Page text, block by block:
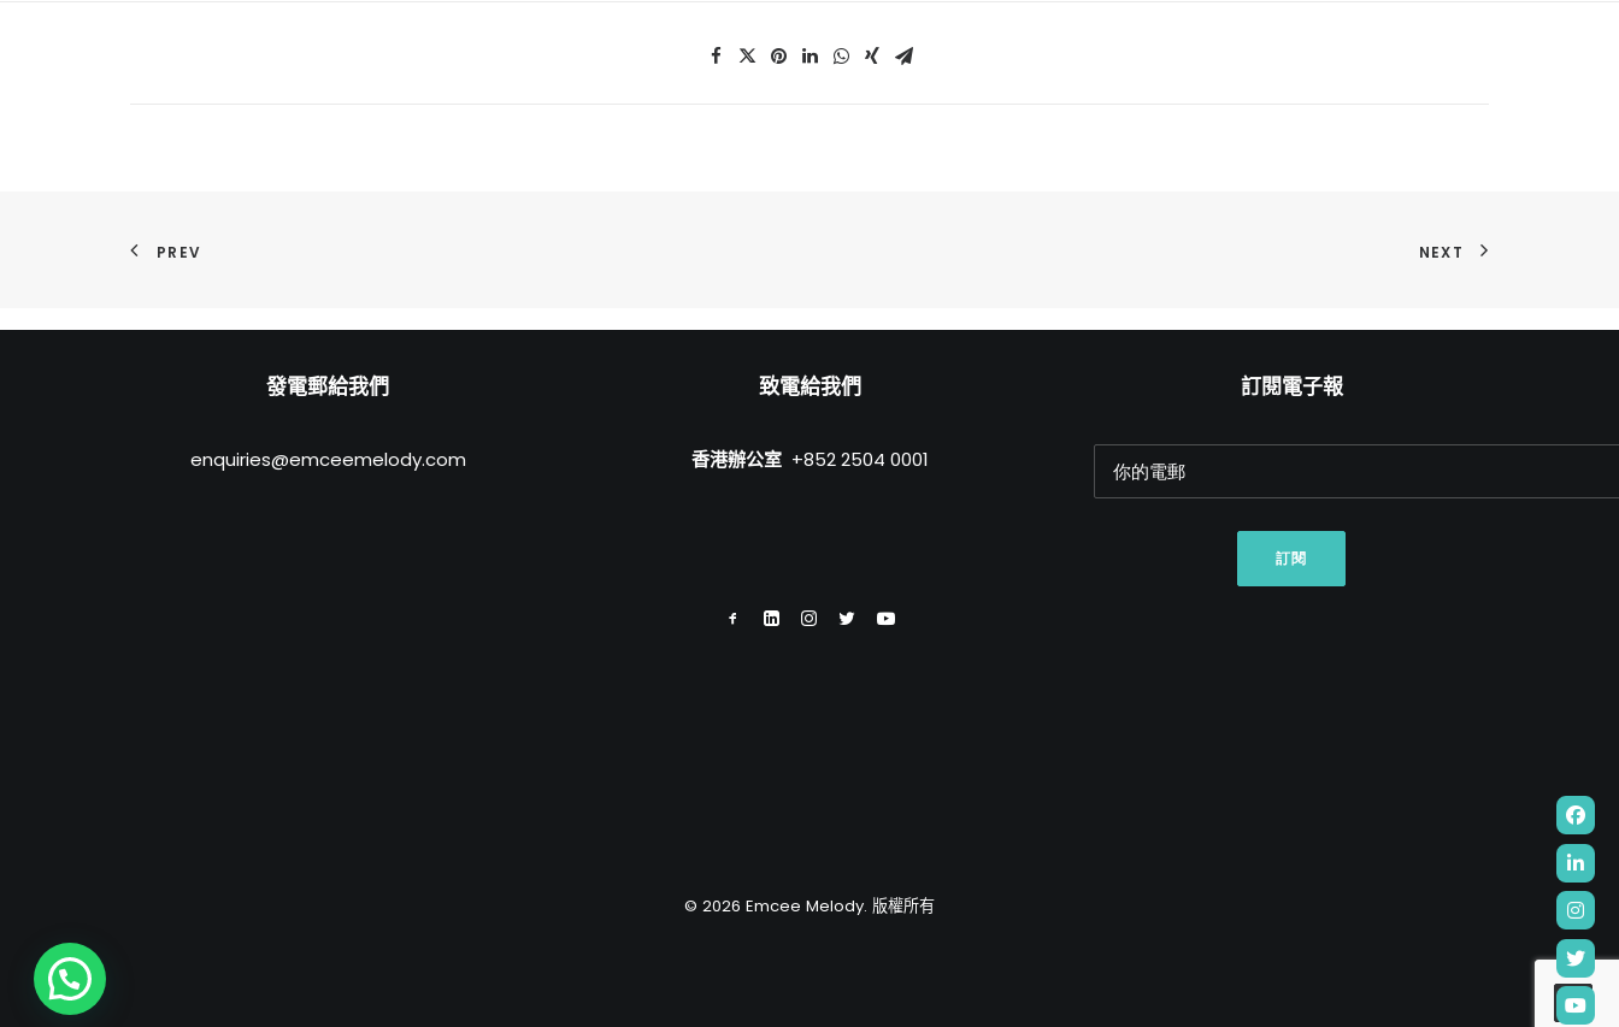
PREV NEXT
發電郵給我們
enquiries@emceemelody.com
致電給我們
香港辦公室 +852 2504 0001
訂閱電子報
© 2026 Emcee Melody. 版權所有